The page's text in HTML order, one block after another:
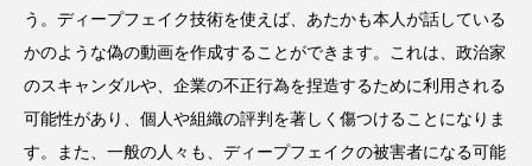
う。ディープフェイク技術を使えば、あたかも本人が話している
かのような偽の動画を作成することができます。これは、政治家
のスキャンダルや、企業の不正行為を捏造するために利用される
可能性があり、個人や組織の評判を著しく傷つけることになりま
す。また、一般の人々も、ディープフェイクの被害者になる可能